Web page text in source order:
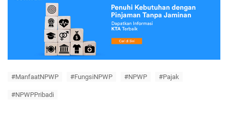
#ManfaatNPWP #FungsiNPWP #NPWP #Pajak
#NPWPPribadi